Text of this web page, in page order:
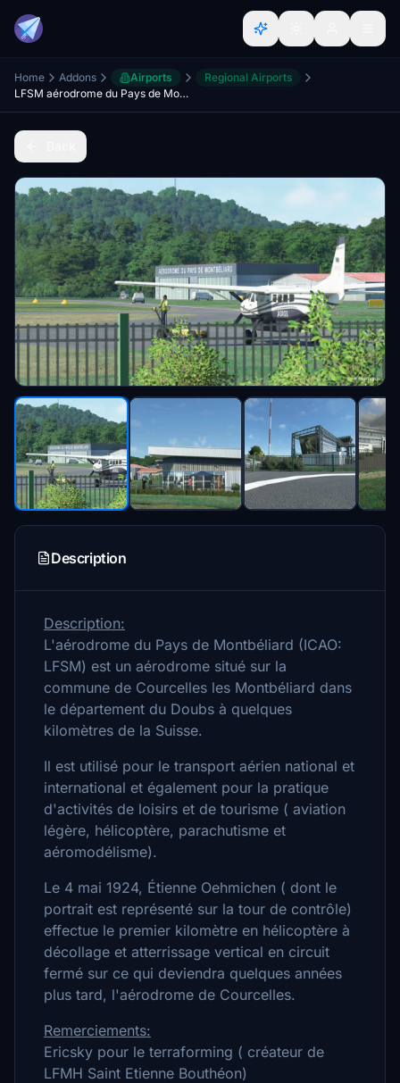
Home Addons Airports
Regional Airports
LFSM aérodrome du Pays de Montbéliard
Description
Description:
L'aérodrome du Pays de Montbéliard (ICAO:
LFSM) est un aérodrome situé sur la
commune de Courcelles les Montbéliard dans
le département du Doubs à quelques
kilomètres de la Suisse.
Il est utilisé pour le transport aérien national et
international et également pour la pratique
d'activités de loisirs et de tourisme ( aviation
légère, hélicoptère, parachutisme et
aéromodélisme).
Le 4 mai 1924, Étienne Oehmichen ( dont le
portrait est représenté sur la tour de contrôle)
effectue le premier kilomètre en hélicoptère à
décollage et atterrissage vertical en circuit
fermé sur ce qui deviendra quelques années
plus tard, l'aérodrome de Courcelles.
Remerciements:
Ericsky pour le terraforming ( créateur de
LFMH Saint Etienne Bouthéon)